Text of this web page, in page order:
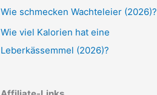
Wie schmecken Wachteleier (2026)?
Wie viel Kalorien hat eine
Leberkässemmel (2026)?